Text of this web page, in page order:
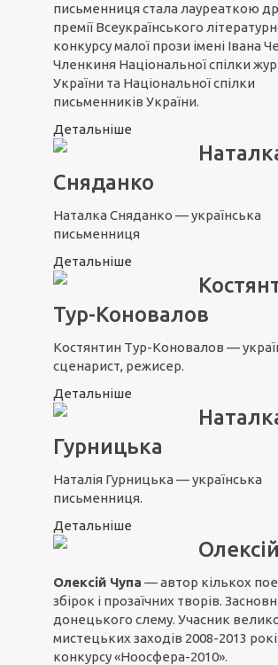
письменниця стала лауреаткою
премії Всеукраїнського
конкурсу малої прози імені Івана
Членкиня Національної спілки
України та Національної спілки
письменників України.
Детальніше
Сняданко
Наталка Сняданко — українська
письменниця
Детальніше
Тур-Коновалов
Костянтин Тур-Коновалов —
сценарист, режисер.
Детальніше
Гурницька
Наталія Гурницька — українська
письменниця.
Детальніше
Олексій Чупа — автор кількох
збірок і прозаїчних творів.
донецького слему. Учасник
мистецьких заходів 2008-2013
конкурсу «Ноосфера-2010».